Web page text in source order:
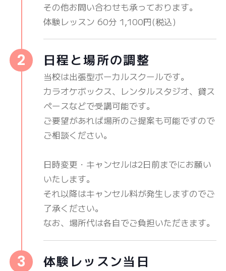
その他お問い合わせも承っております。
体験レッスン 60分 1,100円(税込)
日程と場所の調整
当校は出張型ボーカルスクールです。
カラオケボックス、レンタルスタジオ、貸ス
ペースなどで受講可能です。
ご要望があれば場所のご提案も可能ですので
ご相談ください。
日時変更・キャンセルは2日前までにお願い
いたします。
それ以降はキャンセル料が発生しますのでご
了承ください。
なお、場所代は各自でご負担いただきます。
体験レッスン当日